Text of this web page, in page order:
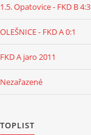
1.5. Opatovice - FKD B 4:3
OLEŠNICE - FKD A 0:1
FKD A jaro 2011
Nezařazené
TOPLIST